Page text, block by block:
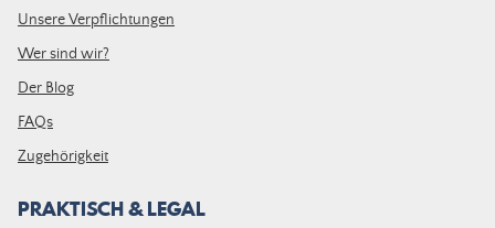
Unsere Verpflichtungen
Wer sind wir?
Der Blog
FAQs
Zugehörigkeit
PRAKTISCH & LEGAL